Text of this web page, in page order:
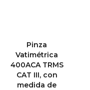
Pinza
Vatimétrica
400ACA TRMS
CAT III, con
medida de